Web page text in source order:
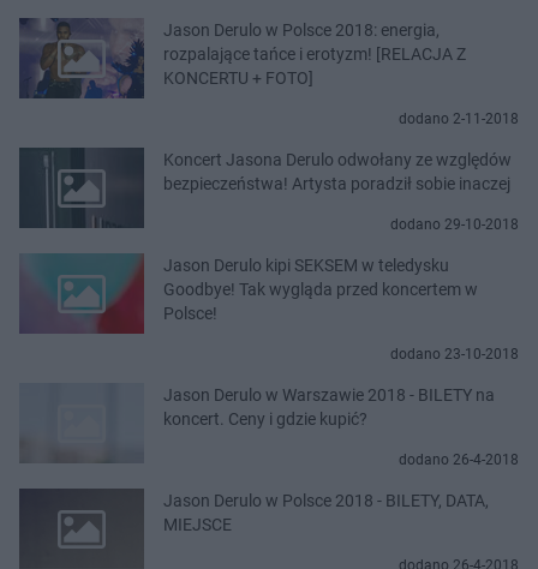
Jason Derulo w Polsce 2018: energia,
rozpalające tańce i erotyzm! [RELACJA Z
KONCERTU + FOTO]
dodano 2-11-2018
Koncert Jasona Derulo odwołany ze względów
bezpieczeństwa! Artysta poradził sobie inaczej
dodano 29-10-2018
Jason Derulo kipi SEKSEM w teledysku
Goodbye! Tak wygląda przed koncertem w
Polsce!
dodano 23-10-2018
Jason Derulo w Warszawie 2018 - BILETY na
koncert. Ceny i gdzie kupić?
dodano 26-4-2018
Jason Derulo w Polsce 2018 - BILETY, DATA,
MIEJSCE
dodano 26-4-2018